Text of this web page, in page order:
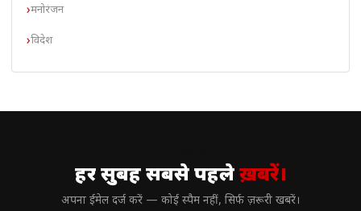
मनोरंजन
विदेश
हर सुबह सबसे पहलेख़बरें।
अपना ईमेल दर्ज करें — कोई स्पैम नहीं, सिर्फ ज़रूरी खबरें।